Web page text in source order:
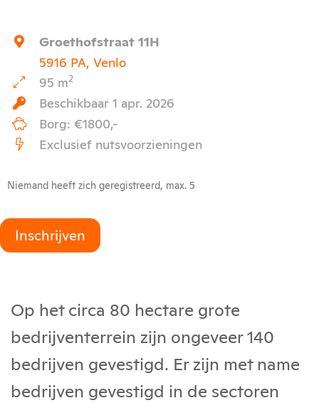
Groethofstraat 11H
5916 PA, Venlo
95 m2
Beschikbaar 1 apr. 2026
Borg: €1800,-
Exclusief nutsvoorzieningen
Niemand heeft zich geregistreerd, max. 5
Inschrijven
Op het circa 80 hectare grote
bedrijventerrein zijn ongeveer 140
bedrijven gevestigd. Er zijn met name
bedrijven gevestigd in de sectoren